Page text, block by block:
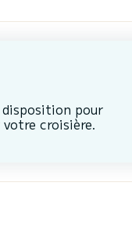
pour
croisière.